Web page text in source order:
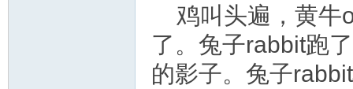
鸡叫头遍，黄牛
了。兔子rabbit跑
的影子。兔子